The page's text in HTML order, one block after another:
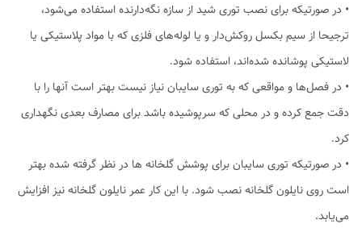
• در صورتیکه برای نصب توری شید از سازه نگه‌دارنده استفاده می‌شود،
ترجیحا از سیم بکسل روکش‌دار و یا لوله‌های فلزی که با مواد پلاستیکی یا
لاستیکی پوشانده شده‌اند، استفاده شود.
• در فصل‌ها و مواقعی که به توری سایبان نیاز نیست بهتر است آنها را با
دقت جمع کرده و در محلی که سرپوشیده باشد برای مصارف بعدی نگهداری
کرد.
• در صورتیکه توری سایبان برای پوشش گلخانه ها در نظر گرفته شده بهتر
است روی نایلون گلخانه نصب شود. با این کار عمر نایلون گلخانه نیز افزایش
می‌یابد.